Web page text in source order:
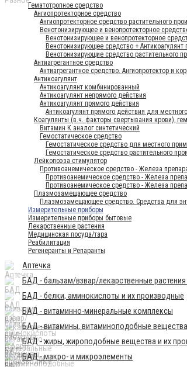
Гематотропное средство
Ангиопротекторное средство
Ангиопротекторное средство растительного
Венотонизирующее и венопротекторное
Венотонизирующее и венопротекторное
Венотонизирующее средство +
Венотонизирующие средство растительного
Антиагрегантное средство
Антиагрегантное средство. Ангиопротектор и
Антикоагулянт
Антикоагулянт комбинированный
Антикоагулянт непрямого действия
Антикоагулянт прямого действия
Антикоагулянт прямого действия для
Коагулянты (в.ч. факторы свертывания крови),
Витамин К аналог синтетический
Гемостатическое средство
Гемостатическое средство для местного
Гемостатическое средство растительного
Лейкопоэза стимулятор
Противоанемическое средство - Железа
Противоанемическое средство - Железа
Противоанемическое средство - Железа
Плазмозамещающее средство
Плазмозамещающее средство. Средства для
Измерительные приборы
Измерительные приборы бытовые
Лекарственные растения
Медицинская посуда/тара
Реабилитация
Регенеранты и Репаранты
Аптечка
БАД - бальзам/взвар/лекарственные
БАД - белки, аминокислоты и их производные
БАД - витаминно-минеральные комплексы
БАД - витамины, витаминоподобные
БАД - жиры, жироподобные вещества и их
БАД - макро- и микроэлементы